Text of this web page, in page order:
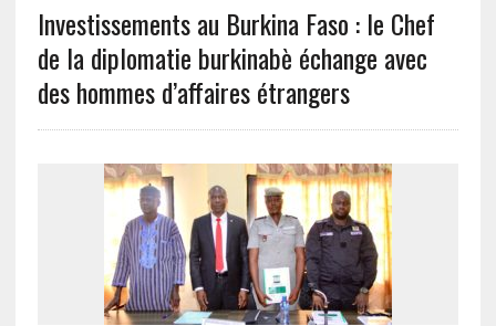
Investissements au Burkina Faso : le Chef
de la diplomatie burkinabè échange avec
des hommes d’affaires étrangers